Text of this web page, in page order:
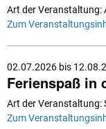
Art der Veranstaltung:
Zum
02.07.2026 bis
Ferienspaß in
Art der Veranstaltung:
Zum